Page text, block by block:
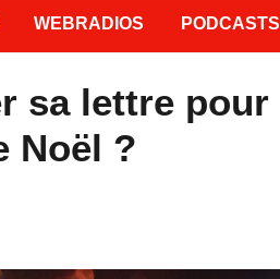
WEBRADIOS PODCASTS
sa lettre pour
Noël ?